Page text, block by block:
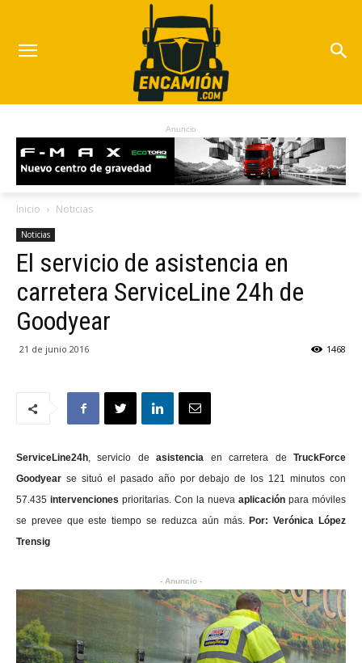
Anuncio
Inicio Noticias
Noticias
El servicio de asistencia en
carretera ServiceLine 24h de
Goodyear
21 de junio 2016 1468
ServiceLine24h, servicio deasistencia en carretera de TruckForce
Goodyear se situó el pasado año por debajo de los 121 minutos con
57.435 intervenciones prioritarias. Con la nueva aplicación para móviles
se prevee que este tiempo se reduzca aún más.Por: Verónica López
Trensig
- Anuncio -